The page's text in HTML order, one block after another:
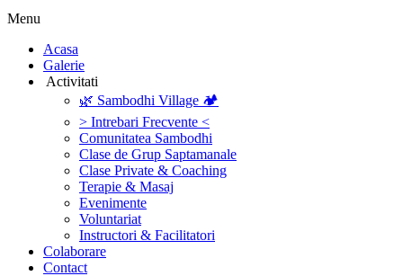
Menu
‎Acasa
Galerie
‎ ‎Activitati‎
🌿 Sambodhi Village 🏕️
> Intrebari Frecvente <
Comunitatea Sambodhi
Clase de Grup Saptamanale
Clase Private & Coaching
Terapie & Masaj
‎Evenimente
Voluntariat
‏‏‎Instructori & Facilitatori
Colaborare
Contact